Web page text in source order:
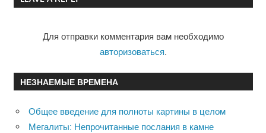
Для отправки комментария вам необходимо
авторизоваться
НЕЗНАЕМЫЕ ВРЕМЕНА
Общее введение для полноты картины в целом
Мегалиты: Непрочитанные послания в камне